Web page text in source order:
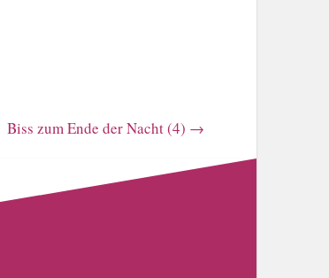
Biss zum Ende der Nacht (4) →